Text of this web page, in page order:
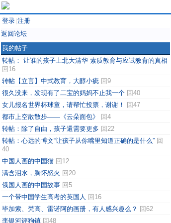
登录 注册
返回论坛
我的帖子
转帖： 让谁的孩子上北大清华 素质教育与应试教育的真相
回16
转帖【立言】中式教育，大醇小疵 回9
很久没来，发现有了二宝的妈妈不止我一个 回40
女儿报名世界杯球童，请帮忙投票，谢谢！
回47
都市上空散散步——《云朵面包》
回4
转帖：除了自由，孩子還需要更多 回22
转帖：心远的博文“让孩子从你嘴里知道正确的是什么” 回
40
中国人画的中国猫 回12
满含泪水，胸怀怒火 回20
俄国人画的中国故事 回5
一个带中国学生高考的英国人 回16
毕加索、梵高、雷诺阿的画册，有人感兴趣么？ 回62
李银河评狗镇 回48